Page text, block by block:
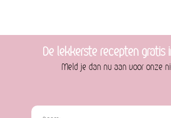
De lekkerste recepten gratis
Meld je dan nu aan voor onze